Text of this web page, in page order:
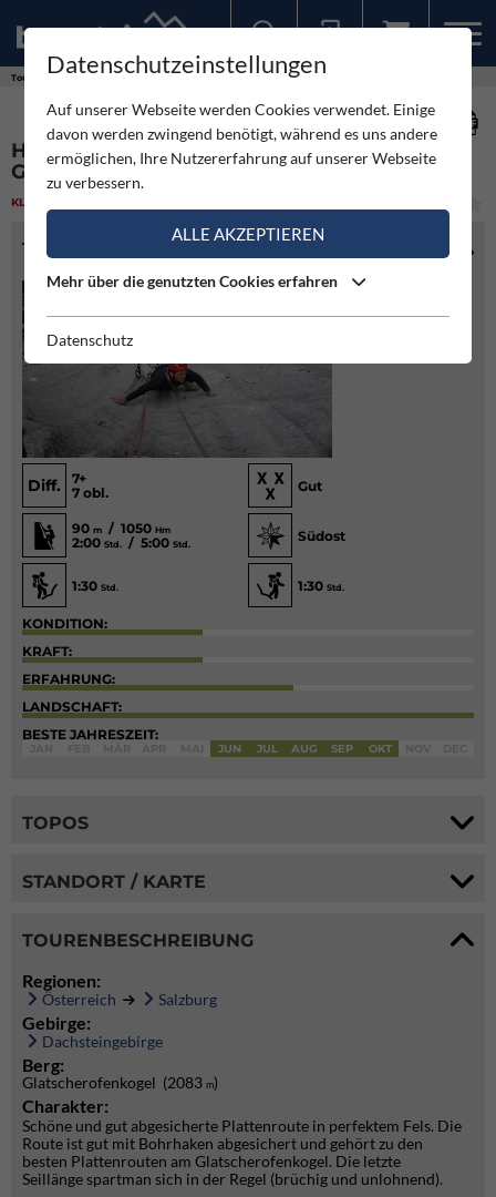
Touren
HART ABER HERZLICH -
GLATSCHEROFENKOGEL
KLETTERN
TOURENINFO
Diff.
7+
7 obl.
Gut
90 m / 1050 Hm
2:00 Std. / 5:00 Std.
Südost
1:30 Std. 1:30 Std.
KONDITION:
KRAFT:
ERFAHRUNG:
LANDSCHAFT:
BESTE JAHRESZEIT:
JUN JUL AUG SEP OKT
TOPOS
STANDORT / KARTE
TOURENBESCHREIBUNG
Regionen:
Österreich Salzburg
Gebirge:
Dachsteingebirge
Berg:
Glatscherofenkogel (2083 m)
Charakter:
Schöne und gut abgesicherte Plattenroute in perfektem Fels. Die
Route ist gut mit Bohrhaken abgesichert und gehört zu den
besten Plattenrouten am Glatscherofenkogel. Die letzte
Seillänge spartman sich in der Regel (brüchig und unlohnend).
Datenschutzeinstellungen
Auf unserer Webseite werden Cookies verwendet. Einige
davon werden zwingend benötigt, während es uns andere
ermöglichen, Ihre Nutzererfahrung auf unserer Webseite
zu verbessern.
ALLE AKZEPTIEREN
Mehr über die genutzten Cookies erfahren
Datenschutz